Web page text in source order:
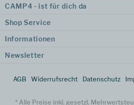
CAMP4 - ist für dich da
Shop Service
Informationen
Newsletter
AGB Widerrufsrecht Datenschutz
* Alle Preise inkl. gesetzl.